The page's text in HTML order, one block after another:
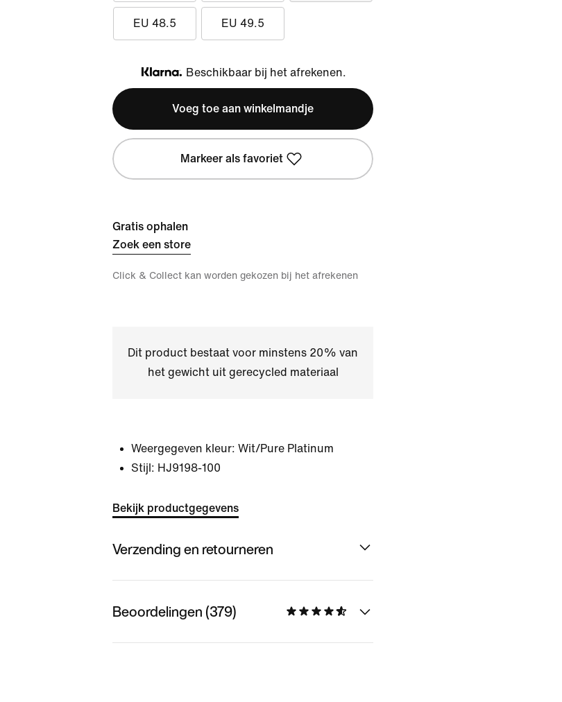
EU 48.5 EU 49.5
Klarna
Beschikbaar bij het afrekenen.
Voeg toe aan winkelmandje
Markeer als favoriet
Gratis ophalen
Zoek een store
Click & Collect kan worden gekozen bij het afrekenen
Dit product bestaat voor minstens 20% van
het gewicht uit gerecycled materiaal
Weergegeven kleur: Wit/Pure Platinum
Stijl: HJ9198-100
Bekijk productgegevens
Verzending en retourneren
Beoordelingen (379)